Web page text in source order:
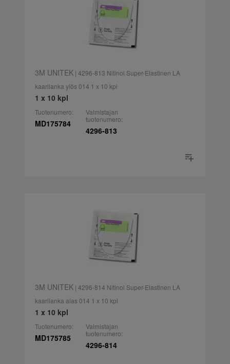
3M UNITEK| 4296-813 Nitinol Super-Elastinen LA
kaarilanka ylös 014 1 x 10 kpl
1 x 10 kpl
Tuotenumero:
MD175784
Valmistajan
tuotenumero:
4296-813
3M UNITEK| 4296-814 Nitinol Super-Elastinen LA
kaarilanka alas 014 1 x 10 kpl
1 x 10 kpl
Tuotenumero:
MD175785
Valmistajan
tuotenumero:
4296-814